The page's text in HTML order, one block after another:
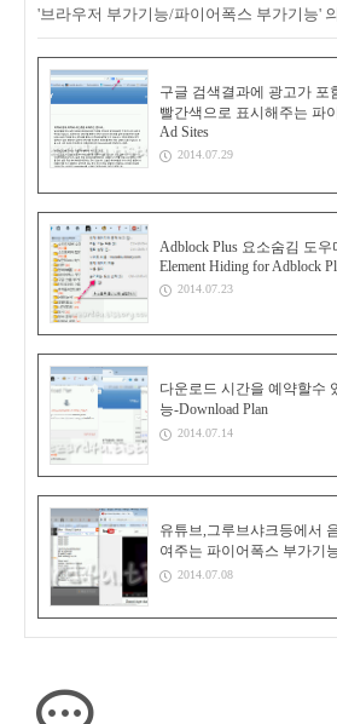
'브라우저 부가기능/파이어폭스 부가기능'
구글 검색결과에 광고가 포
빨간색으로 표시해주는 파
Ad Sites
2014.07.29
Adblock Plus 요소숨김 도
Element Hiding for Adblock
2014.07.23
다운로드 시간을 예약할수
능-Download Plan
2014.07.14
유튜브,그루브샤크등에서
여주는 파이어폭스 부가기
2014.07.08